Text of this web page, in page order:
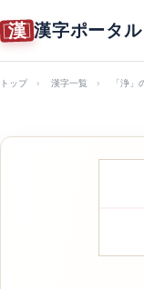
漢 漢字ポータル
トップ 漢字一覧 「浄」